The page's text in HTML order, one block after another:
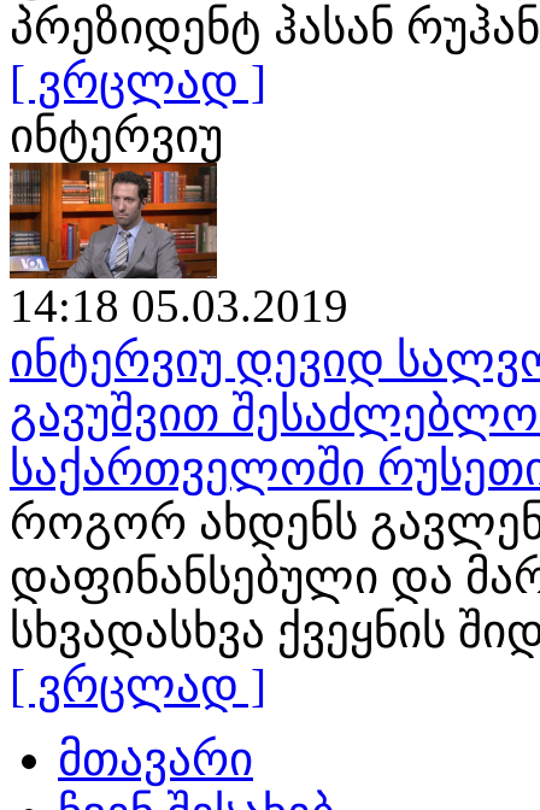
პრეზიდენტ ჰასან
[ ვრცლად ]
ინტერვიუ
14:18 05.03.2019
ინტერვიუ დევიდ
გავუშვით
საქართველოში
როგორ ახდენს
დაფინანსებული და
სხვადასხვა ქვეყნის
[ ვრცლად ]
მთავარი